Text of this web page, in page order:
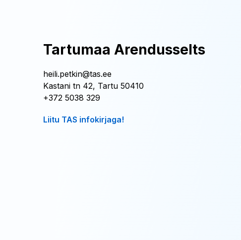
Tartumaa Arendusselts
heili.petkin@tas.ee
Kastani tn 42, Tartu 50410
+372 5038 329
Liitu TAS infokirjaga!